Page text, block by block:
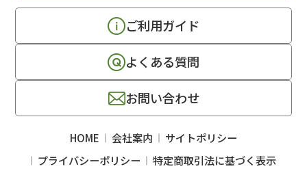
ご利用ガイド
よくある質問
お問い合わせ
HOME 会社案内
サイトポリシー
プライバシーポリシー
特定商取引法に基づく表示